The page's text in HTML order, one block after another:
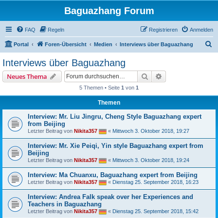
Baguazhang Forum
FAQ Regeln Anmelden
Registrieren
Portal Foren-Übersicht Medien Interviews über Baguazhang
Interviews über Baguazhang
Neues Thema Suche
5 Themen • Seite 1 von 1
Themen
Interview: Mr. Liu Jingru, Cheng Style Baguazhang expert
from Beijing
Letzter Beitrag von Nikita357 « Mittwoch 3. Oktober 2018, 19:27
Interview: Mr. Xie Peiqi, Yin style Baguazhang expert from
Beijing
Letzter Beitrag von Nikita357 « Mittwoch 3. Oktober 2018, 19:24
Interview: Ma Chuanxu, Baguazhang expert from Beijing
Letzter Beitrag von Nikita357 « Dienstag 25. September 2018, 16:23
Interview: Andrea Falk speak over her Experiences and
Teachers in Baguazhang
Letzter Beitrag von Nikita357 « Dienstag 25. September 2018, 15:42